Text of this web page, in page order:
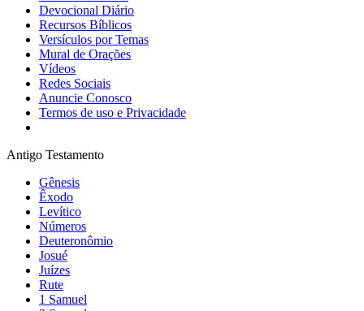
Devocional Diário
Recursos Bíblicos
Versículos por Temas
Mural de Orações
Vídeos
Redes Sociais
Anuncie Conosco
Termos de uso e Privacidade
Antigo Testamento
Gênesis
Êxodo
Levítico
Números
Deuteronômio
Josué
Juízes
Rute
1 Samuel